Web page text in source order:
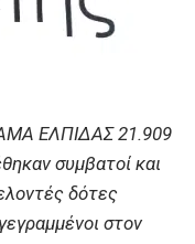
ΕΛΠΙΔΑΣ 21.909
συμβατοί και
δότες
στον